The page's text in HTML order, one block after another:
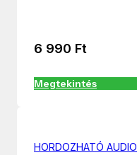
6 990 Ft
Megtekintés
HORDOZHATÓ AUDIO